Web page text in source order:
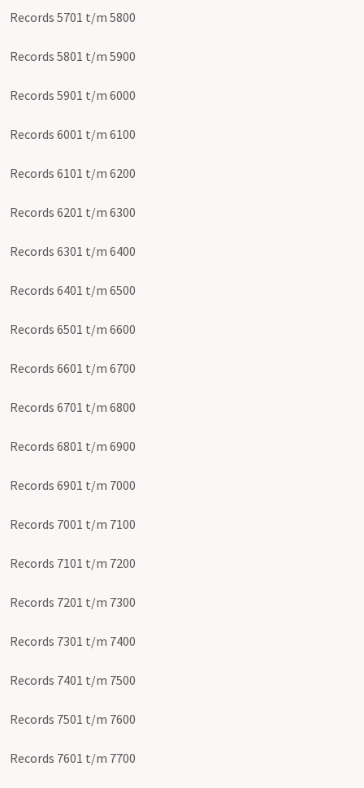
Records 5701 t/m 5800
Records 5801 t/m 5900
Records 5901 t/m 6000
Records 6001 t/m 6100
Records 6101 t/m 6200
Records 6201 t/m 6300
Records 6301 t/m 6400
Records 6401 t/m 6500
Records 6501 t/m 6600
Records 6601 t/m 6700
Records 6701 t/m 6800
Records 6801 t/m 6900
Records 6901 t/m 7000
Records 7001 t/m 7100
Records 7101 t/m 7200
Records 7201 t/m 7300
Records 7301 t/m 7400
Records 7401 t/m 7500
Records 7501 t/m 7600
Records 7601 t/m 7700